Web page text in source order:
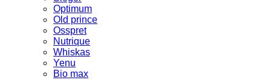
Optimum
Old prince
Osspret
Nutrique
Whiskas
Yenu
Bio max